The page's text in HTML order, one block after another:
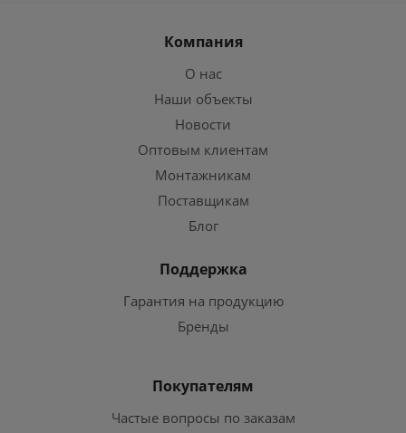
Компания
О нас
Наши объекты
Новости
Оптовым клиентам
Монтажникам
Поставщикам
Блог
Поддержка
Гарантия на продукцию
Бренды
Покупателям
Частые вопросы по заказам